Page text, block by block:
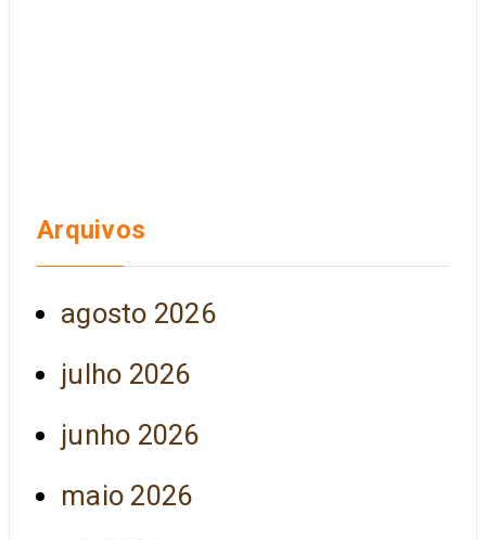
Arquivos
agosto 2026
julho 2026
junho 2026
maio 2026